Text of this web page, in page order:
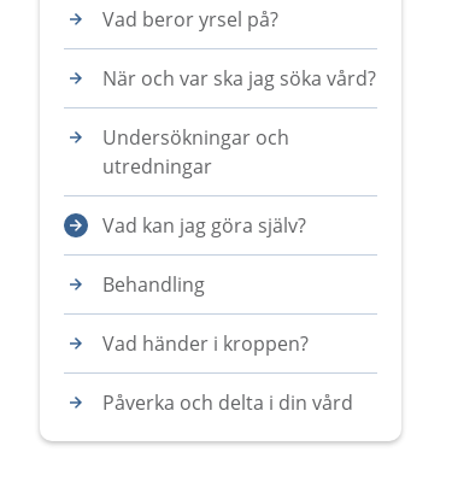
Vad beror yrsel på?
När och var ska jag söka vård?
Undersökningar och
utredningar
Vad kan jag göra själv?
Behandling
Vad händer i kroppen?
Påverka och delta i din vård